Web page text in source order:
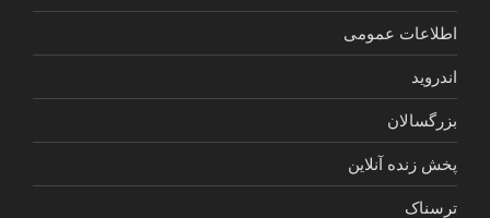
اطلاعات عمومی
اندروید
بزرگسالان
پخش زنده آنلاین
ترسناک